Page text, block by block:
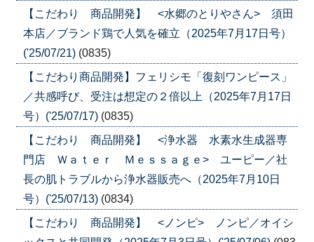
【こだわり 商品開発】 <水郷のとりやさん> 須田
本店／ブランド鶏で人気を確立（2025年7月17日号）
('25/07/21) (0835)
【こだわり商品開発】フェリシモ「復刻ワンピース」
／共感呼び、受注は想定の２倍以上（2025年7月17日
号）('25/07/17) (0835)
【こだわり 商品開発】 <浄水器 水素水生成器専
門店 Ｗａｔｅｒ Ｍｅｓｓａｇｅ> ユーピー／社
長の肌トラブルから浄水器販売へ（2025年7月10日
号）('25/07/13) (0834)
【こだわり 商品開発】 <ノンピ> ノンピ／オイシ